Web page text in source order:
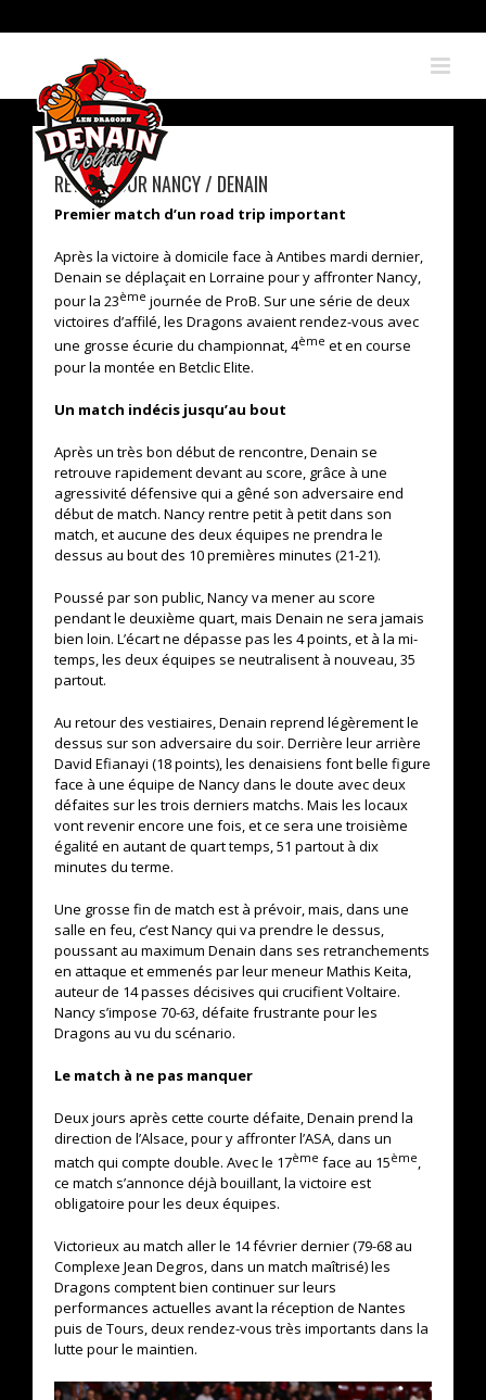
to
RETOUR SUR NANCY / DENAIN
Premier match d’un road trip important
Après la victoire à domicile face à Antibes mardi dernier,
Denain se déplaçait en Lorraine pour y affronter Nancy,
pour la 23ème journée de ProB. Sur une série de deux
victoires d’affilé, les Dragons avaient rendez-vous avec
une grosse écurie du championnat, 4ème et en course
pour la montée en Betclic Elite.
Un match indécis jusqu’au bout
Après un très bon début de rencontre, Denain se
retrouve rapidement devant au score, grâce à une
agressivité défensive qui a gêné son adversaire end
début de match. Nancy rentre petit à petit dans son
match, et aucune des deux équipes ne prendra le
dessus au bout des 10 premières minutes (21-21).
Poussé par son public, Nancy va mener au score
pendant le deuxième quart, mais Denain ne sera jamais
bien loin. L’écart ne dépasse pas les 4 points, et à la mi-
temps, les deux équipes se neutralisent à nouveau, 35
partout.
Au retour des vestiaires, Denain reprend légèrement le
dessus sur son adversaire du soir. Derrière leur arrière
David Efianayi (18 points), les denaisiens font belle figure
face à une équipe de Nancy dans le doute avec deux
défaites sur les trois derniers matchs. Mais les locaux
vont revenir encore une fois, et ce sera une troisième
égalité en autant de quart temps, 51 partout à dix
minutes du terme.
Une grosse fin de match est à prévoir, mais, dans une
salle en feu, c’est Nancy qui va prendre le dessus,
poussant au maximum Denain dans ses retranchements
en attaque et emmenés par leur meneur Mathis Keita,
auteur de 14 passes décisives qui crucifient Voltaire.
Nancy s’impose 70-63, défaite frustrante pour les
Dragons au vu du scénario.
Le match à ne pas manquer
Deux jours après cette courte défaite, Denain prend la
direction de l’Alsace, pour y affronter l’ASA, dans un
match qui compte double. Avec le 17ème face au 15ème,
ce match s’annonce déjà bouillant, la victoire est
obligatoire pour les deux équipes.
Victorieux au match aller le 14 février dernier (79-68 au
Complexe Jean Degros, dans un match maîtrisé) les
Dragons comptent bien continuer sur leurs
performances actuelles avant la réception de Nantes
puis de Tours, deux rendez-vous très importants dans la
lutte pour le maintien.